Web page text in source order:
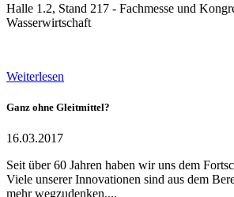
Halle 1.2, Stand 217 - Fachmesse und
Wasserwirtschaft
Weiterlesen
Ganz ohne Gleitmittel?
16.03.2017
Seit über 60 Jahren haben wir uns dem
Viele unserer Innovationen sind aus dem
mehr wegzudenken....